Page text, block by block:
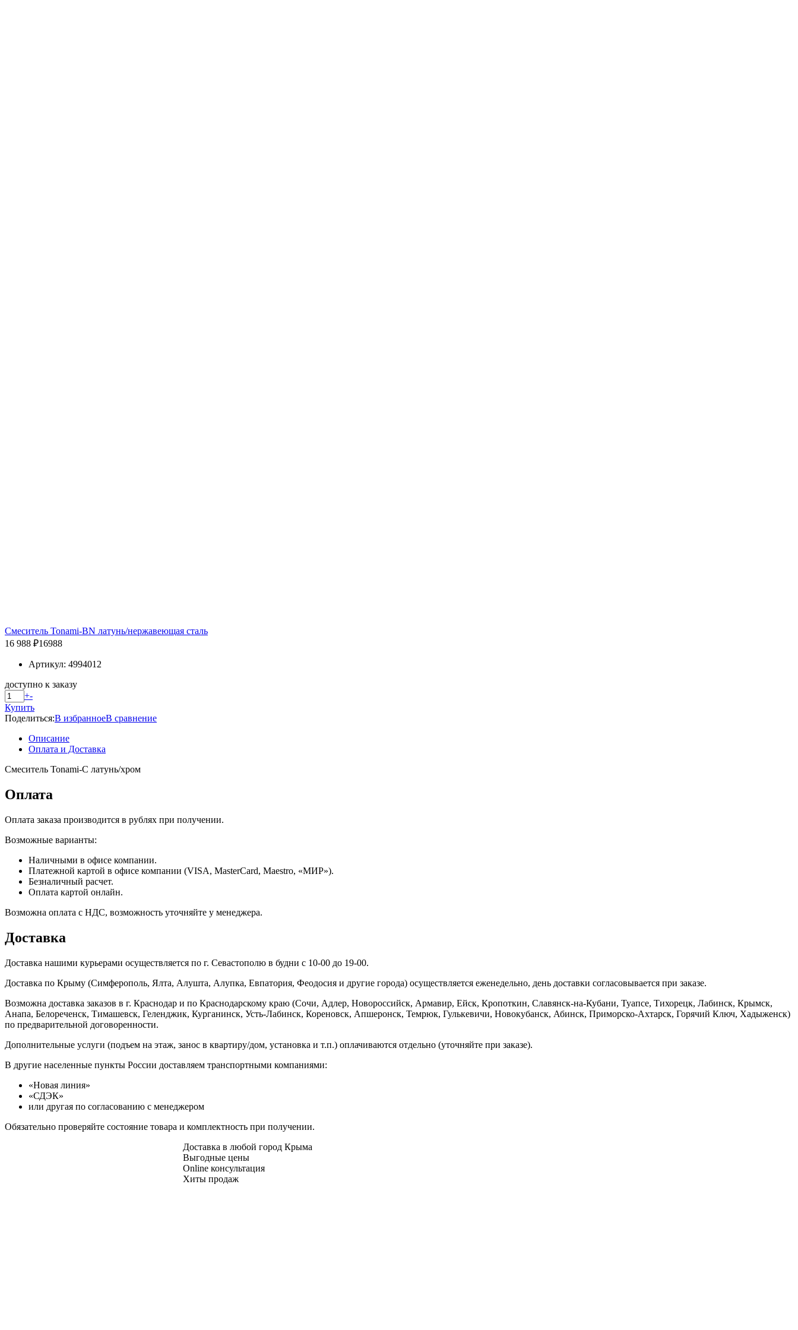
Смеситель Tonami-BN латунь/нержавеющая сталь
16 988 ₽16988
Артикул: 4994012
доступно к заказу
+-
Купить
Поделиться:В избранноеВ сравнение
Описание
Оплата и Доставка
Смеситель Tonami-C латунь/хром
Оплата
Оплата заказа производится в рублях при получении.
Возможные варианты:
Наличными в офисе компании.
Платежной картой в офисе компании (VISA, MasterCard, Maestro, «МИР»).
Безналичный расчет.
Оплата картой онлайн.
Возможна оплата с НДС, возможность уточняйте у менеджера.
Доставка
Доставка нашими курьерами осуществляется по г. Севастополю в будни с 10-00 до 19-00.
Доставка по Крыму (Симферополь, Ялта, Алушта, Алупка, Евпатория, Феодосия и другие города) осуществляется еженедельно, день доставки согласовывается при заказе.
Возможна доставка заказов в г. Краснодар и по Краснодарскому краю (Сочи, Адлер, Новороссийск, Армавир, Ейск, Кропоткин, Славянск-на-Кубани, Туапсе, Тихорецк, Лабинск, Крымск,
Анапа, Белореченск, Тимашевск, Геленджик, Курганинск, Усть-Лабинск, Кореновск, Апшеронск, Темрюк, Гулькевичи, Новокубанск, Абинск, Приморско-Ахтарск, Горячий Ключ, Хадыженск)
по предварительной договоренности.
Дополнительные услуги (подъем на этаж, занос в квартиру/дом, установка и т.п.) оплачиваются отдельно (уточняйте при заказе).
В другие населенные пункты России доставляем транспортными компаниями:
«Новая линия»
«СДЭК»
или другая по согласованию с менеджером
Обязательно проверяйте состояние товара и комплектность при получении.
Доставка в любой город Крыма
Выгодные цены
Online консультация
Хиты продаж